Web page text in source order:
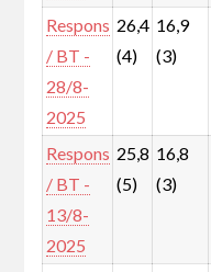
Respons
/ BT -
28/8-
2025
26,4
(4)
16,9
(3)
Respons
/ BT -
13/8-
2025
25,8
(5)
16,8
(3)